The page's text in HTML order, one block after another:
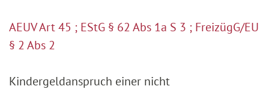
AEUV Art 45 ; EStG § 62 Abs 1a S 3 ; FreizügG/EU
§ 2 Abs 2
Kindergeldanspruch einer nicht